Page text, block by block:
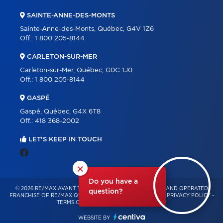
×
Do you have a
question?
SAINTE-ANNE-DES-MONTS
Sainte-Anne-des-Monts, Québec, G4V 1Z6
Off.: 1 800 205-8144
CARLETON-SUR-MER
Carleton-sur-Mer, Québec, G0C 1J0
Off.: 1 800 205-8144
GASPÉ
Gaspé, Québec, G4X 6T8
Off.: 418 368-2002
LET'S KEEP IN TOUCH
© 2026 RE/MAX AVANT TOUT – INDEPENDENTLY OWNED AND OPERATED
FRANCHISE OF RE/MAX QUÉBEC – ALL RIGHTS RESERVED -
PRIVACY POLICY -
TERMS OF USE
CONSENT MANAGEMENT
WEBSITE BY